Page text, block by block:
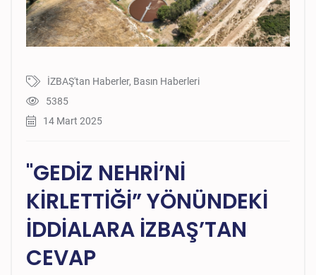
İZBAŞ'tan Haberler, Basın Haberleri
5385
14 Mart 2025
"GEDİZ NEHRİ’Nİ
KİRLETTİĞİ” YÖNÜNDEKİ
İDDİALARA İZBAŞ’TAN
CEVAP